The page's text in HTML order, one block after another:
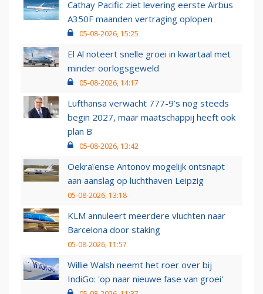
Cathay Pacific ziet levering eerste Airbus
A350F maanden vertraging oplopen
05-08-2026, 15:25
El Al noteert snelle groei in kwartaal met
minder oorlogsgeweld
05-08-2026, 14:17
Lufthansa verwacht 777-9’s nog steeds
begin 2027, maar maatschappij heeft ook
plan B
05-08-2026, 13:42
Oekraïense Antonov mogelijk ontsnapt
aan aanslag op luchthaven Leipzig
05-08-2026, 13:18
KLM annuleert meerdere vluchten naar
Barcelona door staking
05-08-2026, 11:57
Willie Walsh neemt het roer over bij
IndiGo: 'op naar nieuwe fase van groei'